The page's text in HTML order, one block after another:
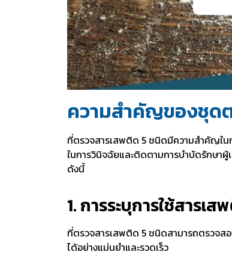
ความสำคัญของชุด
ที่ตรวจสารเสพติด 5 ชนิดมีความสำคัญใน
ในการวินิจฉัยและติดตามการบำบัดรักษา
ดังนี้
1. การระบุการใช้สารเ
ที่ตรวจสารเสพติด 5 ชนิดสามารถตรวจส
ได้อย่างแม่นยำและรวดเร็ว